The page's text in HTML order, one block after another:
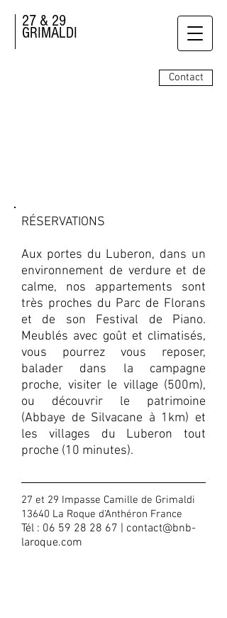
27 & 29
GRIMALDI
Contact
RÉSERVATIONS
Aux portes du Luberon, dans un
environnement de verdure et de
calme, nos appartements sont
très proches du Parc de Florans
et de son Festival de Piano.
Meublés avec goût et climatisés,
vous pourrez vous reposer,
balader dans la campagne
proche, visiter le village (500m),
ou découvrir le patrimoine
(Abbaye de Silvacane à 1km) et
les villages du Luberon tout
proche (10 minutes).
27 et 29 Impasse Camille de Grimaldi
13640 La Roque d'Anthéron France
Tél : 06 59 28 28 67 | contact@bnb-
laroque.com